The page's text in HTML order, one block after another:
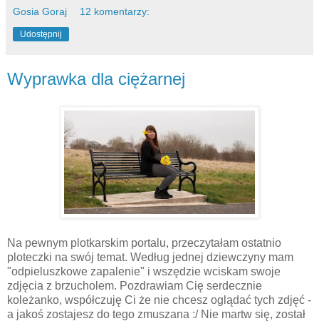
Gosia Goraj 12 komentarzy:
Udostępnij
Wyprawka dla ciężarnej
Na pewnym plotkarskim portalu, przeczytałam ostatnio
ploteczki na swój temat. Według jednej dziewczyny mam
"odpieluszkowe zapalenie" i wszędzie wciskam swoje
zdjęcia z brzucholem. Pozdrawiam Cię serdecznie
koleżanko, współczuję Ci że nie chcesz oglądać tych zdjęć -
a jakoś zostajesz do tego zmuszana :/ Nie martw się, został